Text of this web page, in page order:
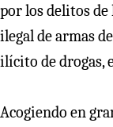
por los delitos
ilegal de armas
ilícito de drogas,
Acogiendo en